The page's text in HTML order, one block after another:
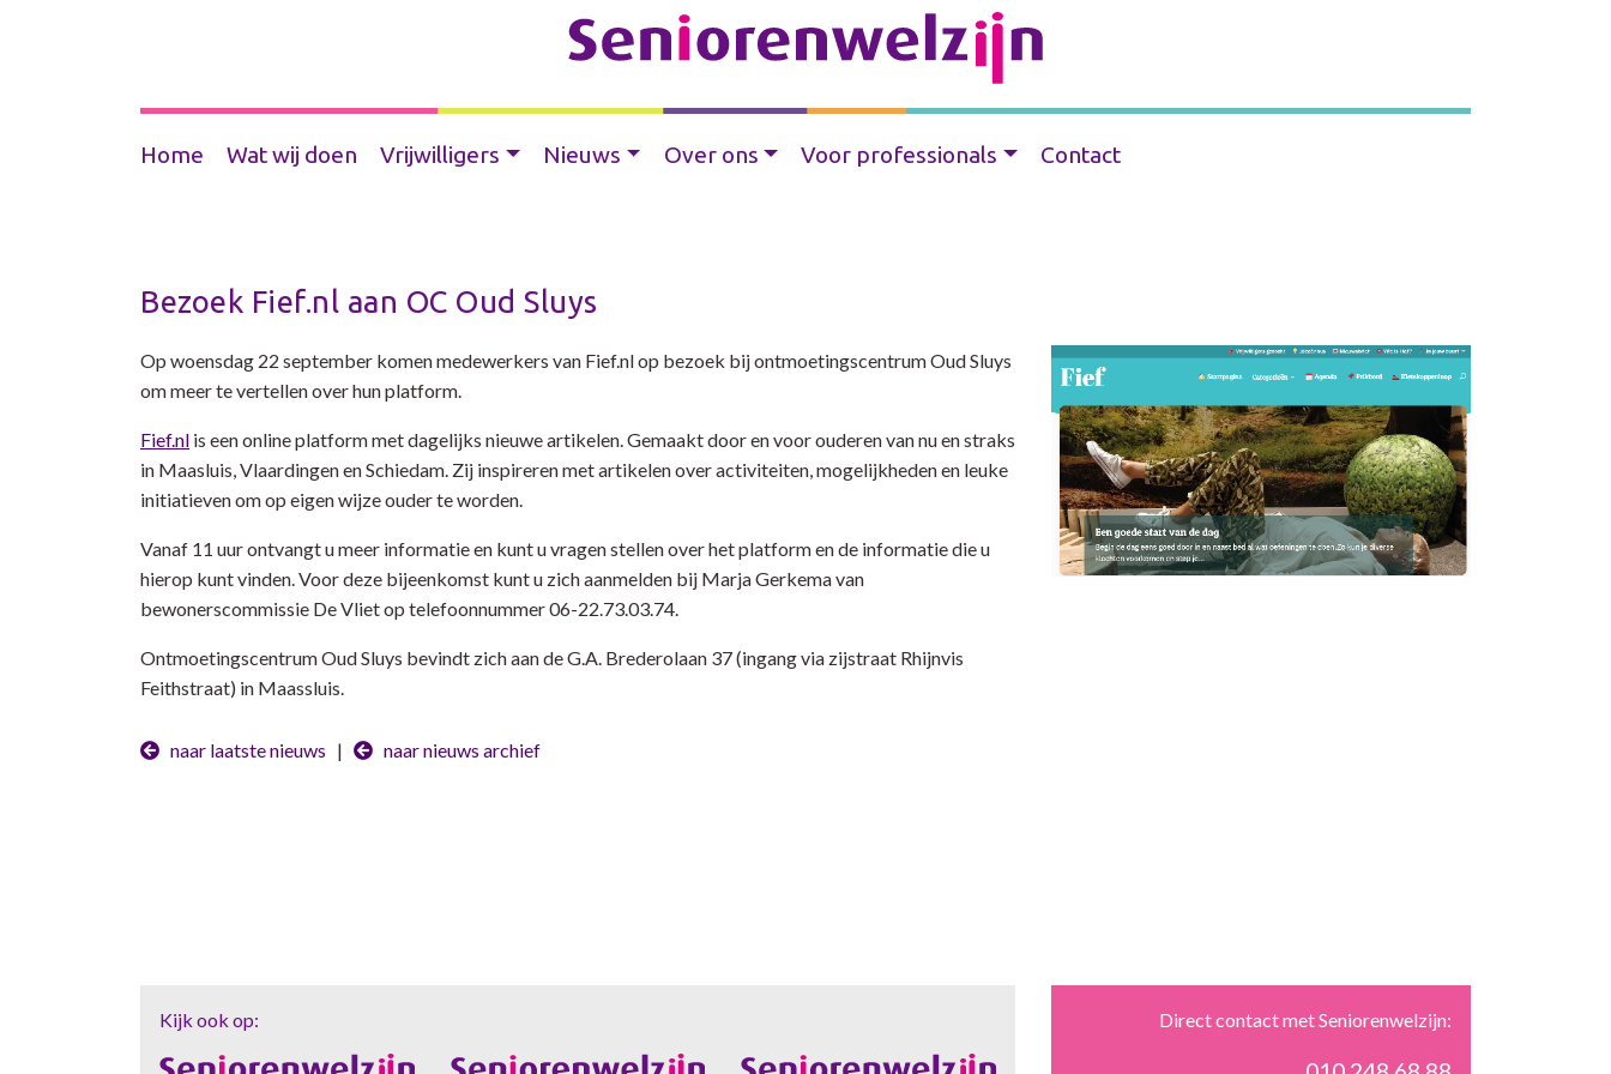
Home Wat wij doen Vrijwilligers Nieuws Over ons Voor professionals Contact
Bezoek Fief.nl aan OC Oud Sluys
Op woensdag 22 september komen medewerkers van Fief.nl op bezoek bij ontmoetingscentrum Oud Sluys
om meer te vertellen over hun platform.
Fief.nl is een online platform met dagelijks nieuwe artikelen. Gemaakt door en voor ouderen van nu en straks
in Maasluis, Vlaardingen en Schiedam. Zij inspireren met artikelen over activiteiten, mogelijkheden en leuke
initiatieven om op eigen wijze ouder te worden.
Vanaf 11 uur ontvangt u meer informatie en kunt u vragen stellen over het platform en de informatie die u
hierop kunt vinden. Voor deze bijeenkomst kunt u zich aanmelden bij Marja Gerkema van
bewonerscommissie De Vliet op telefoonnummer 06-22.73.03.74.
Ontmoetingscentrum Oud Sluys bevindt zich aan de G.A. Brederolaan 37 (ingang via zijstraat Rhijnvis
Feithstraat) in Maassluis.
naar laatste nieuws | naar nieuws archief
Kijk ook op: Direct contact met Seniorenwelzijn: